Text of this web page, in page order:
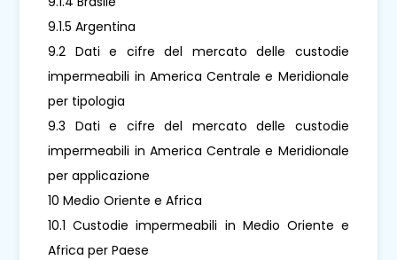
9.1.5 Argentina
9.2 Dati e cifre del mercato delle custodie
impermeabili in America Centrale e Meridionale
per tipologia
9.3 Dati e cifre del mercato delle custodie
impermeabili in America Centrale e Meridionale
per applicazione
10 Medio Oriente e Africa
10.1 Custodie impermeabili in Medio Oriente e
Africa per Paese